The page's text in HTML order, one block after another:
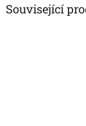
Související